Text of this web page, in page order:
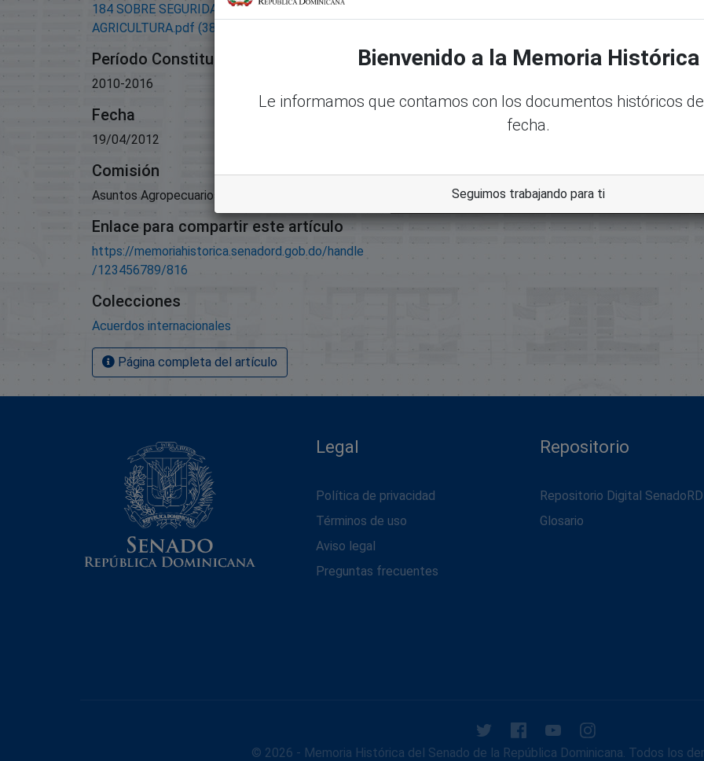
184 SOBRE SEGURIDAD Y SALUD EN LA
AGRICULTURA.pdf (38.33 KB)
Período Constitucional
2010-2016
Fecha
19/04/2012
Comisión
Asuntos Agropecuarios Y Agroindustriales;
Enlace para compartir este artículo
https://memoriahistorica.senadord.gob.do/handle
/123456789/816
Colecciones
Acuerdos internacionales
Página completa del artículo
Legal
Política de privacidad
Términos de uso
Aviso legal
Preguntas frecuentes
Repositorio
Repositorio Digital SenadoRD
Glosario
© 2026 - Memoria Histórica del Senado de la República Dominicana. Todos los
Bienvenido a la Memoria Histórica
Le informamos que contamos con los documentos históricos
fecha.
Seguimos trabajando para ti